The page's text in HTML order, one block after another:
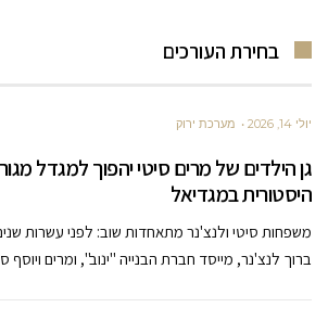
בחירת העורכים
יולי 14, 2026 מערכת ירוק
גן הילדים של מרים סיטי יהפוך למגדל
היסטורית במגדיאל
משפחות סיטי ולנצ'נר מתאחדות שוב: לפני עשרות
ברוך לנצ'נר, מייסד חברת הבנייה "ינוב", ומרים ויוסף